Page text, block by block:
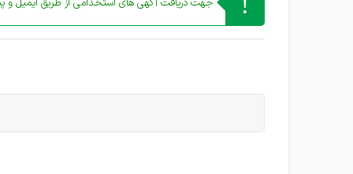
جهت دریافت آگهی های استخدامی از طریق ایمیل و